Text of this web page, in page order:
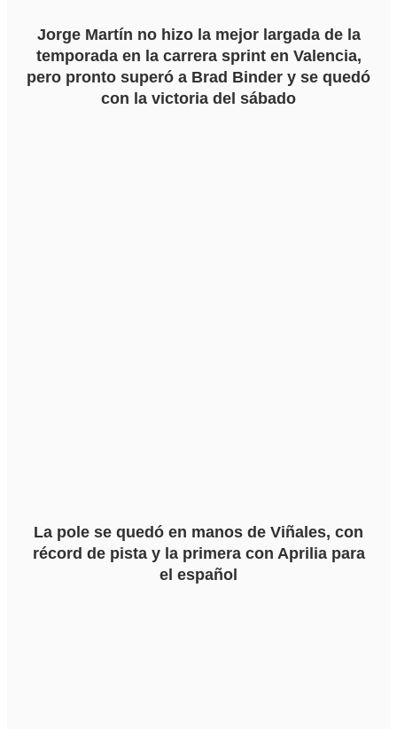
Jorge Martín no hizo la mejor largada de la
temporada en la carrera sprint en Valencia,
pero pronto superó a Brad Binder y se quedó
con la victoria del sábado
La pole se quedó en manos de Viñales, con
récord de pista y la primera con Aprilia para
el español